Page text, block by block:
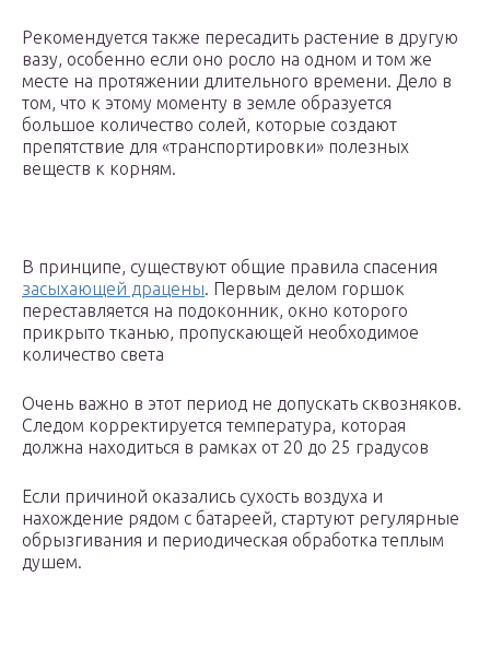
Рекомендуется также пересадить растение в другую
вазу, особенно если оно росло на одном и том же
месте на протяжении длительного времени. Дело в
том, что к этому моменту в земле образуется
большое количество солей, которые создают
препятствие для «транспортировки» полезных
веществ к корням.
В принципе, существуют общие правила спасения
засыхающей драцены. Первым делом горшок
переставляется на подоконник, окно которого
прикрыто тканью, пропускающей необходимое
количество света
Очень важно в этот период не допускать сквозняков.
Следом корректируется температура, которая
должна находиться в рамках от 20 до 25 градусов
Если причиной оказались сухость воздуха и
нахождение рядом с батареей, стартуют регулярные
обрызгивания и периодическая обработка теплым
душем.